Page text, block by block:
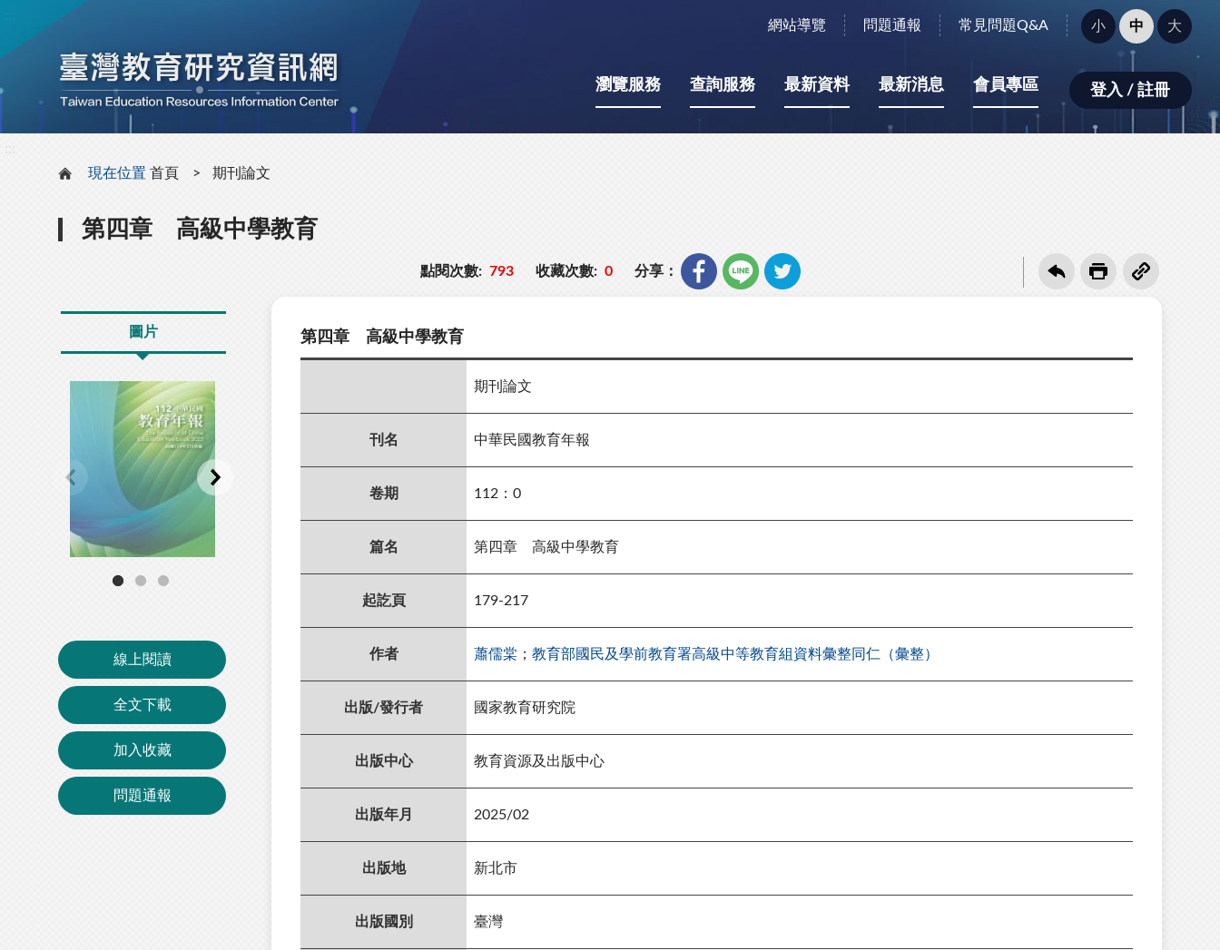
網站導覽 問題通報 常見問題Q&A
字
型
小：
小 中 大
瀏覽服務 查詢服務 最新資料 最新消息 會員專區 登入 / 註冊
現在位置 首頁 期刊論文
第四章 高級中學教育
點閱次數: 793 收藏次數: 0 分享：
圖片
線上閱讀
全文下載
加入收藏
問題通報
第四章 高級中學教育
期刊論文
刊名 中華民國教育年報
卷期 112：0
篇名 第四章 高級中學教育
起訖頁 179-217
作者 蕭儒棠 ； 教育部國民及學前教育署高級中等教育組資料彙整同仁（彙整）
出版/發行者 國家教育研究院
出版中心 教育資源及出版中心
出版年月 2025/02
出版地 新北市
出版國別 臺灣